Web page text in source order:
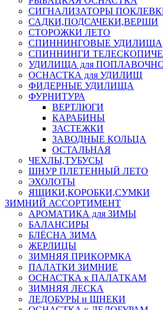
СИГНАЛИЗАТОРЫ
САДКИ,ПОДСАЧЕКИ,ВЕРШИ
СТОРОЖКИ ЛЕТО
СПИННИНГОВЫЕ УДИЛИЩА
СПИННИНГИ
УДИЛИЩА для
ОСНАСТКА для УДИЛИЩ
ФИДЕРНЫЕ УДИЛИЩА
ФУРНИТУРА
ВЕРТЛЮГИ
КАРАБИНЫ
ЗАСТЕЖКИ
ЗАВОДНЫЕ КОЛЬЦА
ОСТАЛЬНАЯ
ЧЕХЛЫ,ТУБУСЫ
ШНУР ПЛЕТЕННЫЙ ЛЕТО
ЭХОЛОТЫ
ЯЩИКИ,КОРОБКИ,СУМКИ
ЗИМНИЙ АССОРТИМЕНТ
АРОМАТИКА для ЗИМЫ
БАЛАНСИРЫ
БЛЁСНА ЗИМА
ЖЕРЛИЦЫ
ЗИМНЯЯ ПРИКОРМКА
ПАЛАТКИ ЗИМНИЕ
ОСНАСТКА к ПАЛАТКАМ
ЗИМНЯЯ ЛЕСКА
ЛЕДОБУРЫ и ШНЕКИ